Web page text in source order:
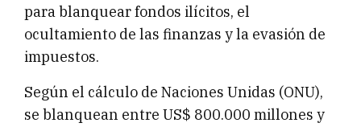
para blanquear fondos ilícitos, el
ocultamiento de las finanzas y la evasión de
impuestos.
Según el cálculo de Naciones Unidas (ONU),
se blanquean entre US$ 800.000 millones y